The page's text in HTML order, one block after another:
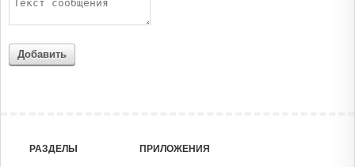
Добавить
РАЗДЕЛЫ ПРИЛОЖЕНИЯ